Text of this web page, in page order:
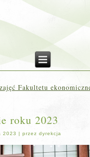
Fakultetu
roku 2023
2023 |przez dyrekcja